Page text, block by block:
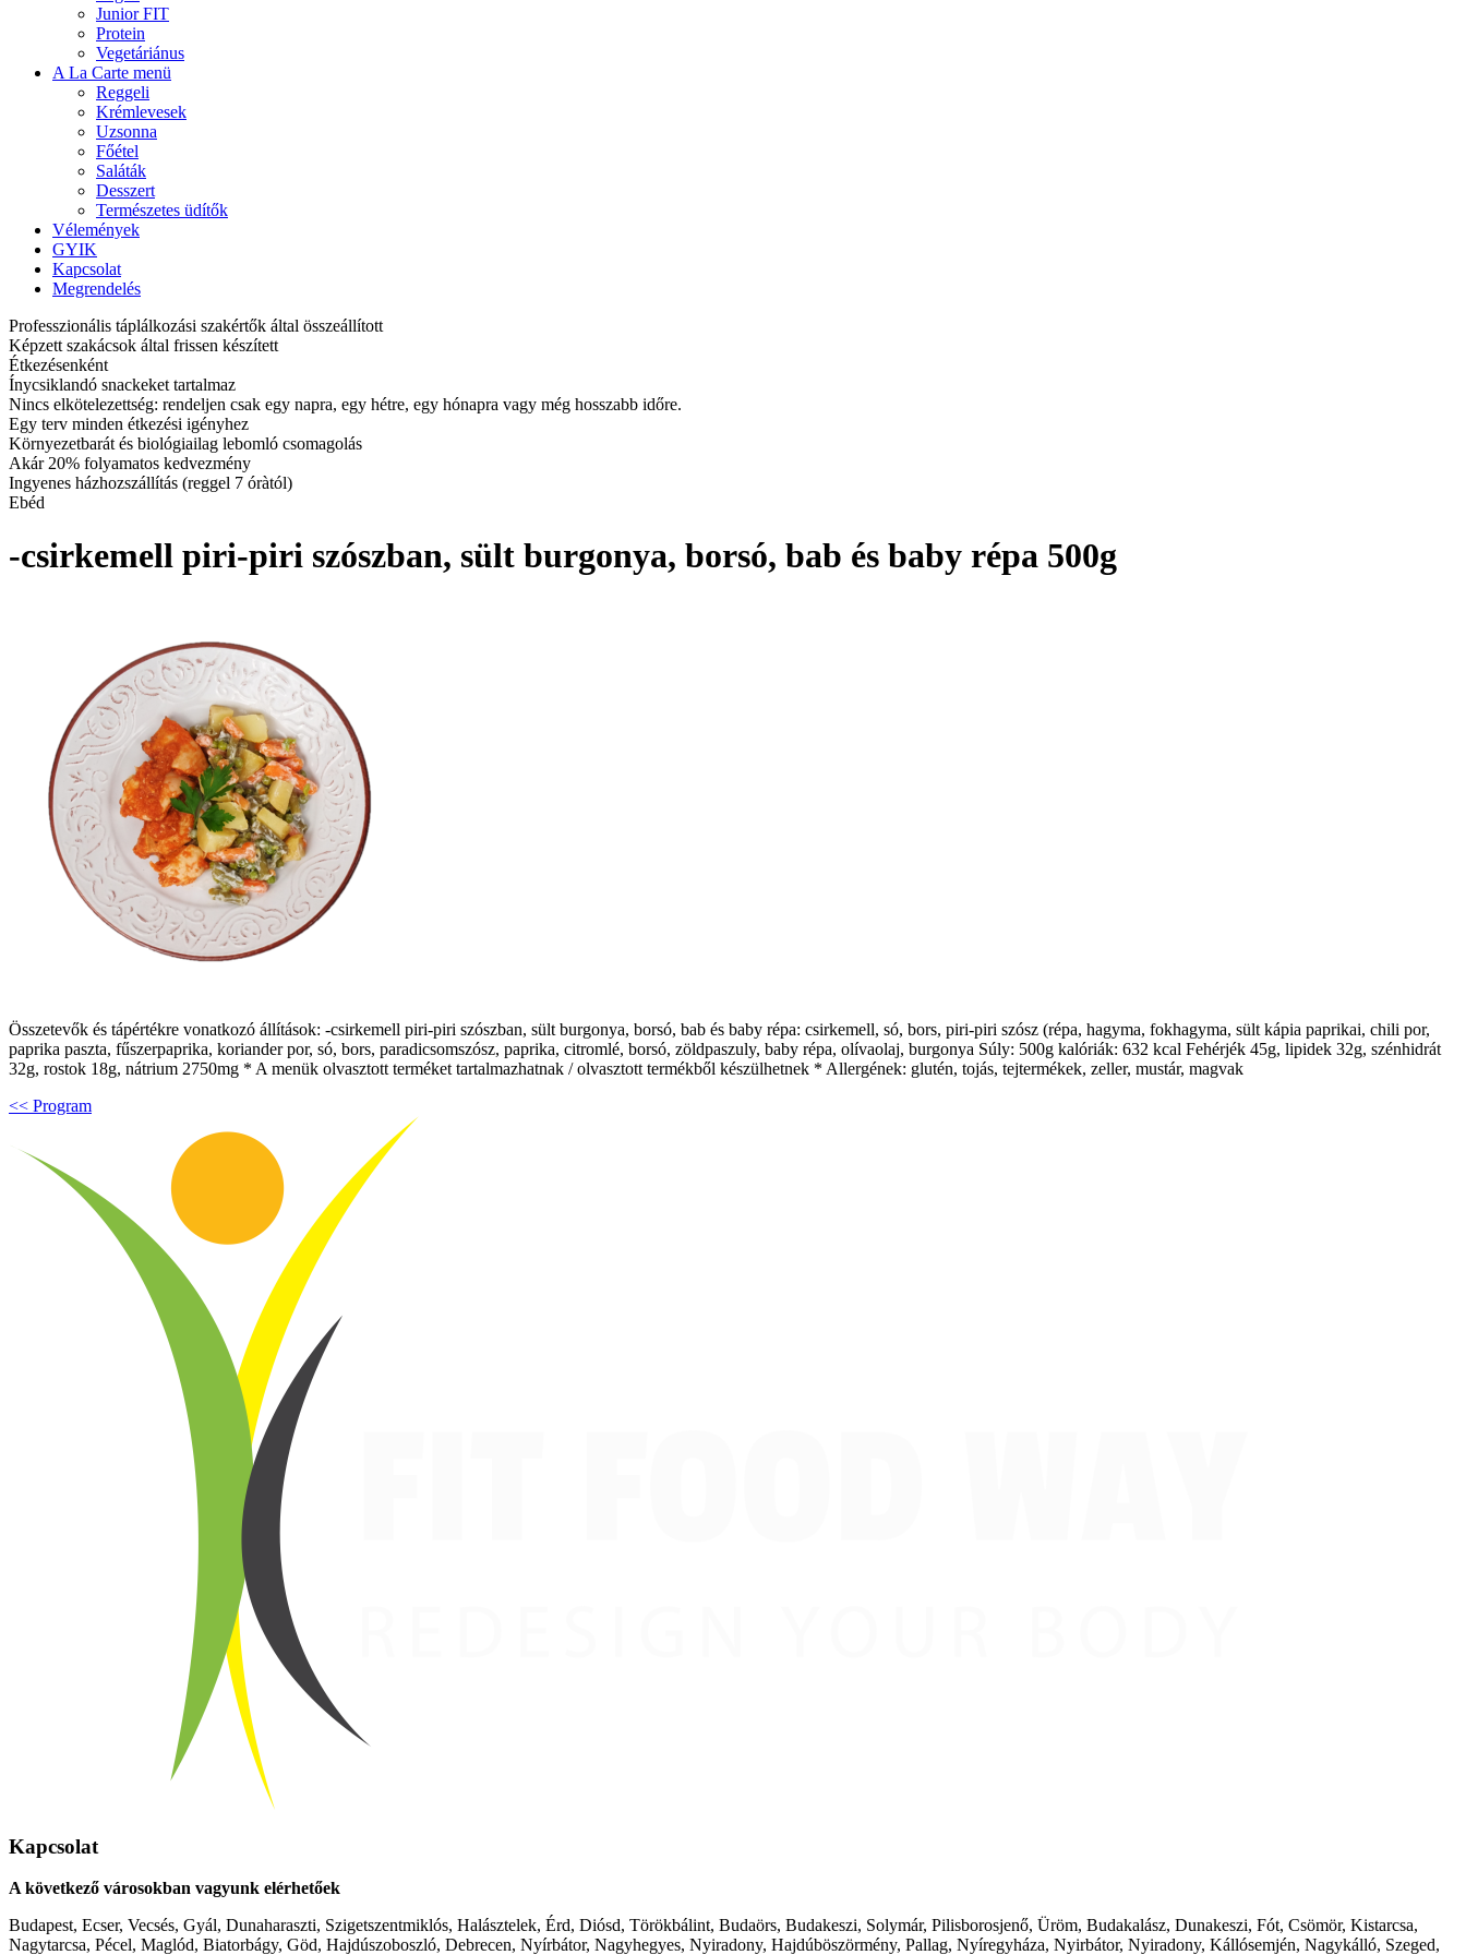
Junior FIT
Protein
Vegetáriánus
A La Carte menü
Reggeli
Krémlevesek
Uzsonna
Főétel
Saláták
Desszert
Természetes üdítők
Vélemények
GYIK
Kapcsolat
Megrendelés
Professzionális táplálkozási szakértők által összeállított
Képzett szakácsok által frissen készített
Étkezésenként
Ínycsiklandó snackeket tartalmaz
Nincs elkötelezettség: rendeljen csak egy napra, egy hétre, egy hónapra vagy még hosszabb időre.
Egy terv minden étkezési igényhez
Környezetbarát és biológiailag lebomló csomagolás
Akár 20% folyamatos kedvezmény
Ingyenes házhozszállítás (reggel 7 óràtól)
Ebéd
-csirkemell piri-piri szószban, sült burgonya, borsó, bab és baby répa 500g
Összetevők és tápértékre vonatkozó állítások: -csirkemell piri-piri szószban, sült burgonya, borsó, bab és baby répa: csirkemell, só, bors, piri-piri szósz (répa, hagyma, fokhagyma, sült kápia paprikai, chili por,
paprika paszta, fűszerpaprika, koriander por, só, bors, paradicsomszósz, paprika, citromlé, borsó, zöldpaszuly, baby répa, olívaolaj, burgonya Súly: 500g kalóriák: 632 kcal Fehérjék 45g, lipidek 32g, szénhidrát
32g, rostok 18g, nátrium 2750mg * A menük olvasztott terméket tartalmazhatnak / olvasztott termékből készülhetnek * Allergének: glutén, tojás, tejtermékek, zeller, mustár, magvak
<< Program
Kapcsolat
A következő városokban vagyunk elérhetőek
Budapest, Ecser, Vecsés, Gyál, Dunaharaszti, Szigetszentmiklós, Halásztelek, Érd, Diósd, Törökbálint, Budaörs, Budakeszi, Solymár, Pilisborosjenő, Üröm, Budakalász, Dunakeszi, Fót, Csömör, Kistarcsa,
Nagytarcsa, Pécel, Maglód, Biatorbágy, Göd, Hajdúszoboszló, Debrecen, Nyírbátor, Nagyhegyes, Nyiradony, Hajdúböszörmény, Pallag, Nyíregyháza, Nyirbátor, Nyiradony, Kállósemjén, Nagykálló, Szeged,